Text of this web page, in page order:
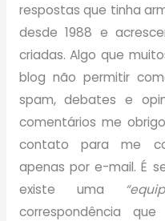
respostas que tinha
desde 1988 e
criadas. Algo que
blog não permitir
spam, debates e
comentários me
contato para me
apenas por e-mail. É
existe uma
correspondência